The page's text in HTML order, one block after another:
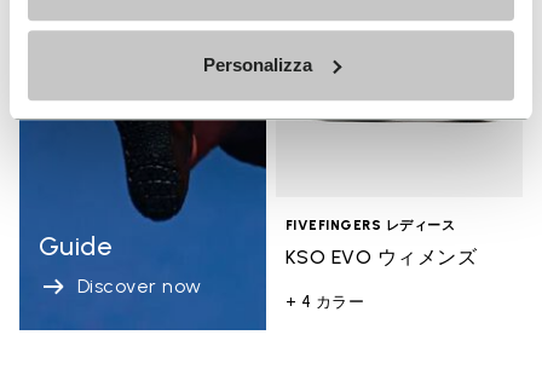
Personalizza
Guide
Discover now
FIVEFINGERS レディース
KSO EVO ウィメンズ
+ 4 カラー